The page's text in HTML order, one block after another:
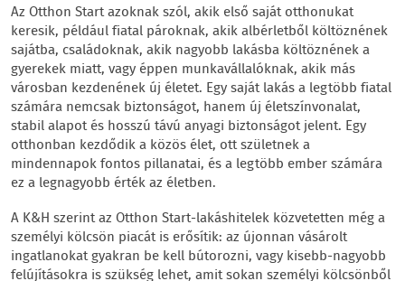
Az Otthon Start azoknak szól, akik első saját otthonukat
keresik, például fiatal pároknak, akik albérletből költöznének
sajátba, családoknak, akik nagyobb lakásba költöznének a
gyerekek miatt, vagy éppen munkavállalóknak, akik más
városban kezdenének új életet. Egy saját lakás a legtöbb fiatal
számára nemcsak biztonságot, hanem új életszínvonalat,
stabil alapot és hosszú távú anyagi biztonságot jelent. Egy
otthonban kezdődik a közös élet, ott születnek a
mindennapok fontos pillanatai, és a legtöbb ember számára
ez a legnagyobb érték az életben.
A K&H szerint az Otthon Start-lakáshitelek közvetetten még a
személyi kölcsön piacát is erősítik: az újonnan vásárolt
ingatlanokat gyakran be kell bútorozni, vagy kisebb-nagyobb
felújításokra is szükség lehet, amit sokan személyi kölcsönből